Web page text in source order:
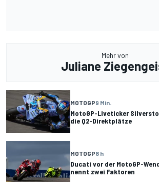
Mehr von
Juliane
MOTOGP9 Min.
MotoGP-Liveticker
die Q2-Direktplätze
MOTOGP8 h
Ducati vor der MotoGP-
nennt zwei Faktoren